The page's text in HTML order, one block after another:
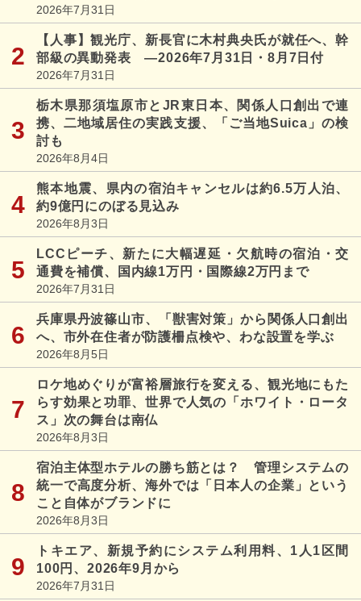
2026年7月31日
【人事】観光庁、新長官に木村典央氏が就任へ、幹
部級の異動発表 ―2026年7月31日・8月7日付
2026年7月31日
栃木県那須塩原市とJR東日本、関係人口創出で連
携、二地域居住の実践支援、「ご当地Suica」の検
討も
2026年8月4日
熊本地震、県内の宿泊キャンセルは約6.5万人泊、
約9億円にのぼる見込み
2026年8月3日
LCCピーチ、新たに大幅遅延・欠航時の宿泊・交
通費を補償、国内線1万円・国際線2万円まで
2026年7月31日
兵庫県丹波篠山市、「獣害対策」から関係人口創出
へ、市外在住者が防護柵点検や、わな設置を学ぶ
2026年8月5日
ロケ地めぐりが富裕層旅行を変える、観光地にもた
らす効果と功罪、世界で人気の「ホワイト・ロータ
ス」次の舞台は南仏
2026年8月3日
宿泊主体型ホテルの勝ち筋とは？ 管理システムの
統一で高度分析、海外では「日本人の企業」という
こと自体がブランドに
2026年8月3日
トキエア、新規予約にシステム利用料、1人1区間
100円、2026年9月から
2026年7月31日